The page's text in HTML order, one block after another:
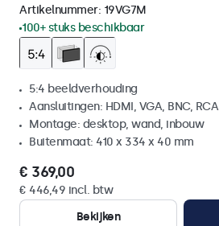
Artikelnummer: 19VG7M
100+ stuks beschikbaar
5:4 beeldverhouding
Aansluitingen: HDMI, VGA, BNC, RCA
Montage: desktop, wand, inbouw
Buitenmaat: 410 x 334 x 40 mm
€ 369,00
€ 446,49 incl. btw
Bekijken